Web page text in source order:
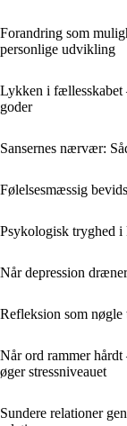
Forandring som
personlige udvikling
Lykken i fællesskabet
goder
Sansernes nærvær:
Følelsesmæssig
Psykologisk tryghed i
Når depression
Refleksion som
Når ord rammer
øger stressniveauet
Sundere relationer